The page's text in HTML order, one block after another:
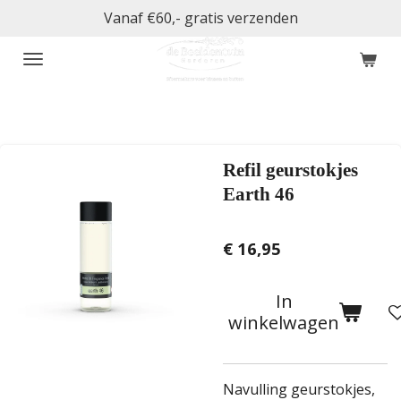
naar
Vanaf €60,- gratis verzenden
Refil geurstokjes
Earth 46
€ 16,95
In
winkelwagen
Navulling geurstokjes,